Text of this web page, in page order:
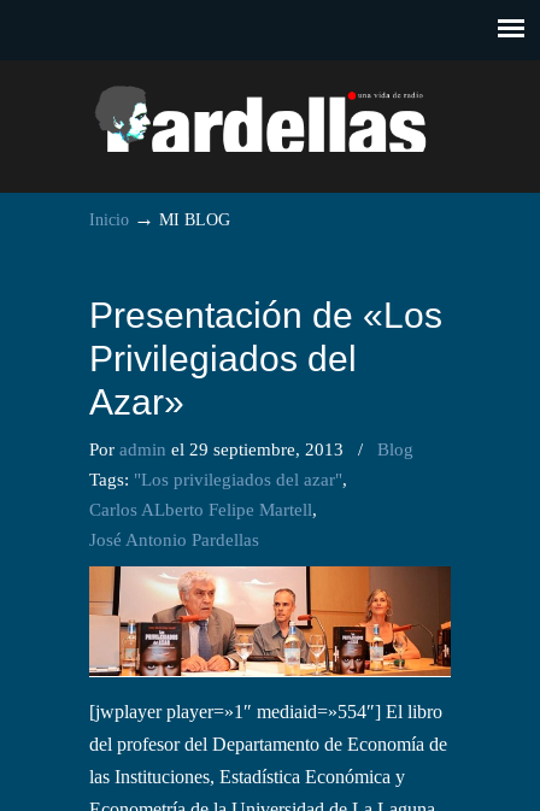
Inicio → MI BLOG
Presentación de «Los
Privilegiados del
Azar»
Por admin el 29 septiembre, 2013 /
Blog
Tags: "Los privilegiados del azar",
Carlos ALberto Felipe Martell,
José Antonio Pardellas
[jwplayer player=»1″ mediaid=»554″] El libro
del profesor del Departamento de Economía de
las Instituciones, Estadística Económica y